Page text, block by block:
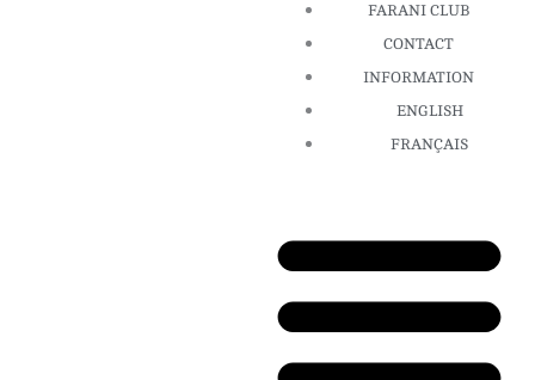
FARANI CLUB
CONTACT
INFORMATION
ENGLISH
FRANÇAIS